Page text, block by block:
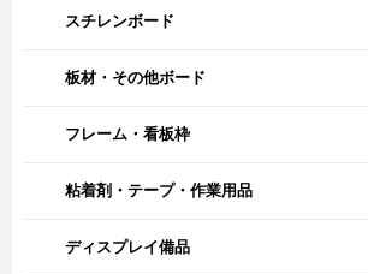
スチレンボード
板材・その他ボード
フレーム・看板枠
粘着剤・テープ・作業用品
ディスプレイ備品